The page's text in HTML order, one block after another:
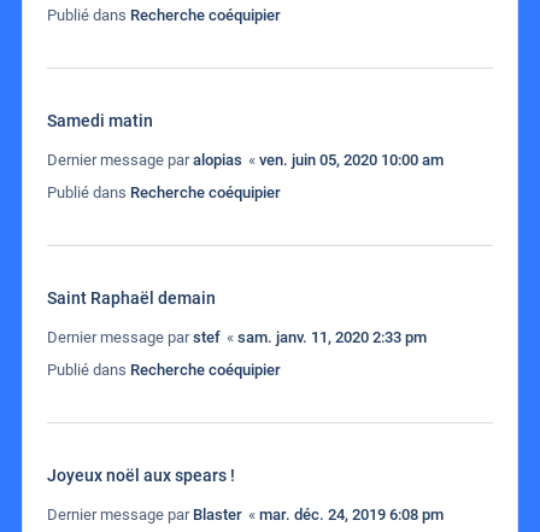
Publié dans Recherche coéquipier
Samedi matin
Dernier message paralopias « ven. juin 05, 2020 10:00 am
Publié dans Recherche coéquipier
Saint Raphaël demain
Dernier message parstef « sam. janv. 11, 2020 2:33 pm
Publié dans Recherche coéquipier
Joyeux noël aux spears !
Dernier message par Blaster « mar. déc. 24, 2019 6:08 pm